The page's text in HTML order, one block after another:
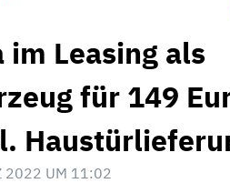
im Leasing als
für 149
2022 UM 11:02